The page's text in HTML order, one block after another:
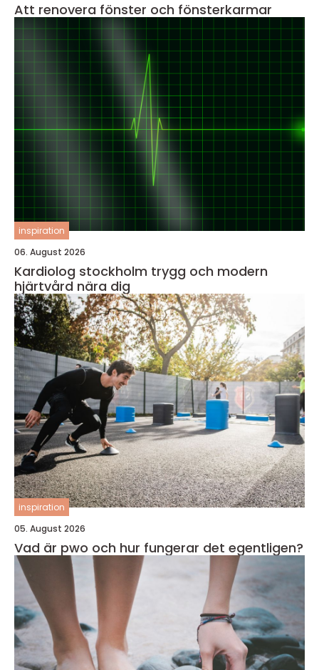
Att renovera fönster och fönsterkarmar
inspiration
06. August 2026
Kardiolog stockholm trygg och modern
hjärtvård nära dig
inspiration
05. August 2026
Vad är pwo och hur fungerar det egentligen?